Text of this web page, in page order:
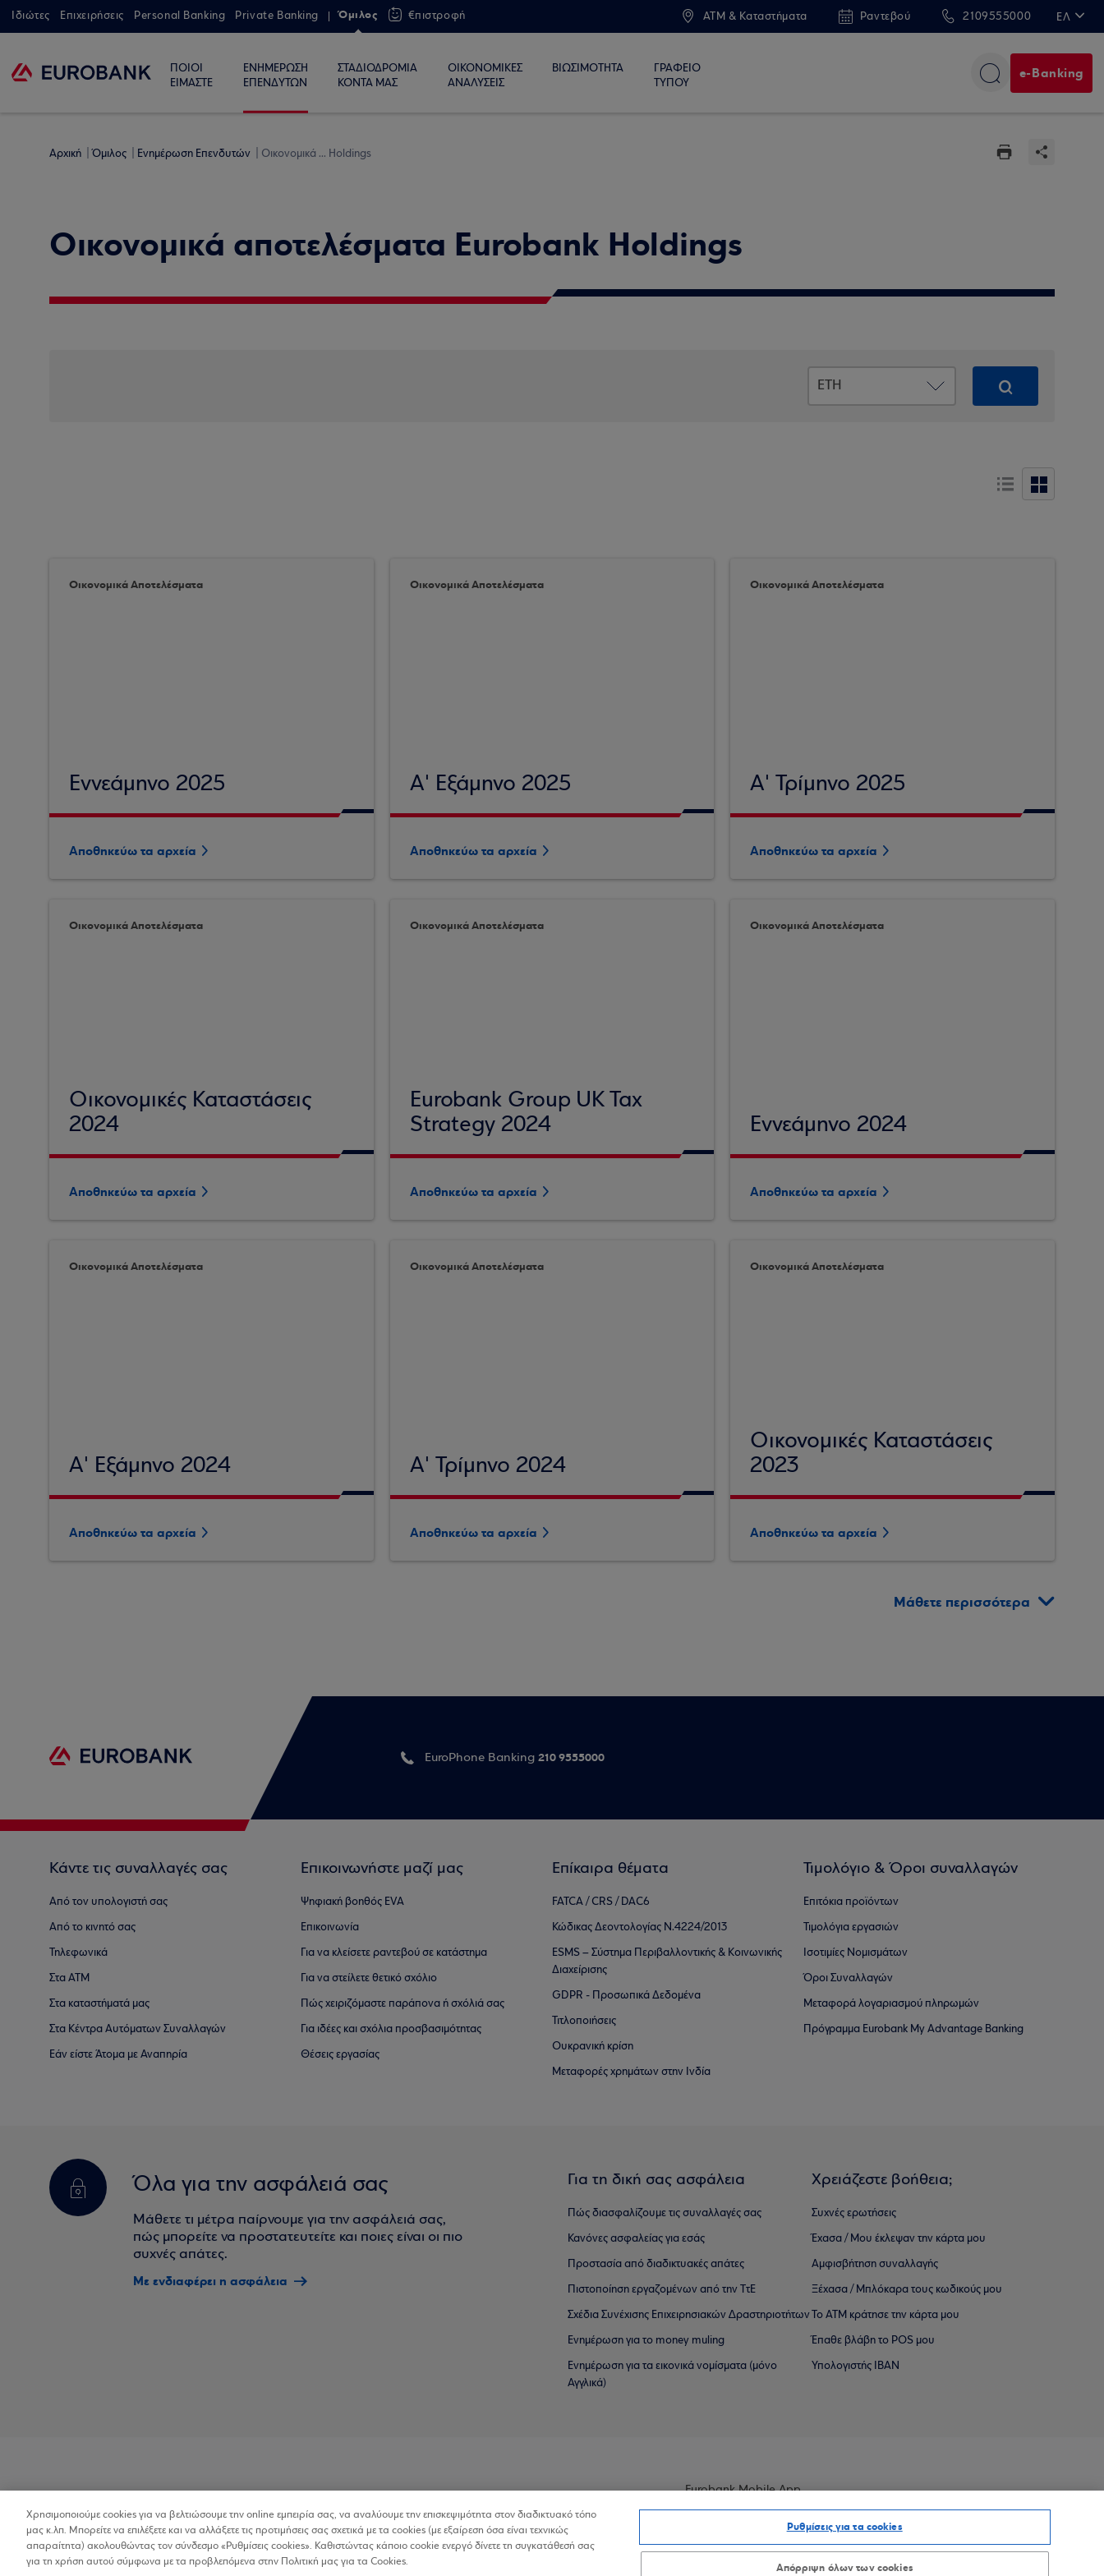
Ιδιώτες Επιχειρήσεις Personal Banking Private Banking Όμιλος €πιστροφή ATM & Καταστήματα Ραντεβού 2109555000 ΕΛ
ΠΟΙΟΙ
ΕΙΜΑΣΤΕ
ΕΝΗΜΕΡΩΣΗ
ΕΠΕΝΔΥΤΩΝ
ΣΤΑΔΙΟΔΡΟΜΙΑ
ΚΟΝΤΑ ΜΑΣ
ΟΙΚΟΝΟΜΙΚΕΣ
ΑΝΑΛΥΣΕΙΣ
ΒΙΩΣΙΜΟΤΗΤΑ
ΓΡΑΦΕΙΟ
ΤΥΠΟΥ
e-Banking
Αρχική Όμιλος Ενημέρωση Επενδυτών Οικονομικά ... Holdings
Οικονομικά αποτελέσματα Eurobank Holdings
Οικονομικά Αποτελέσματα
Εννεάμηνο 2025
Αποθηκεύω τα αρχεία
Οικονομικά Αποτελέσματα
Α' Εξάμηνο 2025
Αποθηκεύω τα αρχεία
Οικονομικά Αποτελέσματα
Α' Τρίμηνο 2025
Αποθηκεύω τα αρχεία
Οικονομικά Αποτελέσματα
Οικονομικές Καταστάσεις
2024
Αποθηκεύω τα αρχεία
Οικονομικά Αποτελέσματα
Eurobank Group UK Tax
Strategy 2024
Αποθηκεύω τα αρχεία
Οικονομικά Αποτελέσματα
Εννεάμηνο 2024
Αποθηκεύω τα αρχεία
Οικονομικά Αποτελέσματα
Α' Εξάμηνο 2024
Αποθηκεύω τα αρχεία
Οικονομικά Αποτελέσματα
Α' Τρίμηνο 2024
Αποθηκεύω τα αρχεία
Οικονομικά Αποτελέσματα
Οικονομικές Καταστάσεις
2023
Αποθηκεύω τα αρχεία
Μάθετε περισσότερα
EuroPhone Banking 210 9555000
Κάντε τις συναλλαγές σας
Από τον υπολογιστή σας
Από το κινητό σας
Τηλεφωνικά
Στα ΑΤΜ
Στα καταστήματά μας
Στα Κέντρα Αυτόματων Συναλλαγών
Εάν είστε Άτομα με Αναπηρία
Επικοινωνήστε μαζί μας
Ψηφιακή βοηθός EVA
Επικοινωνία
Για να κλείσετε ραντεβού σε κατάστημα
Για να στείλετε θετικό σχόλιο
Πώς χειριζόμαστε παράπονα ή σχόλιά σας
Για ιδέες και σχόλια προσβασιμότητας
Θέσεις εργασίας
Επίκαιρα θέματα
FATCA / CRS / DAC6
Κώδικας Δεοντολογίας Ν.4224/2013
ESMS – Σύστημα Περιβαλλοντικής & Κοινωνικής
Διαχείρισης
GDPR - Προσωπικά Δεδομένα
Τιτλοποιήσεις
Ουκρανική κρίση
Μεταφορές χρημάτων στην Ινδία
Τιμολόγιο & Όροι συναλλαγών
Επιτόκια προϊόντων
Τιμολόγια εργασιών
Ισοτιμίες Νομισμάτων
Όροι Συναλλαγών
Μεταφορά λογαριασμού πληρωμών
Πρόγραμμα Eurobank My Advantage Banking
Όλα για την ασφάλειά σας
Μάθετε τι μέτρα παίρνουμε για την ασφάλειά σας,
πώς μπορείτε να προστατευτείτε και ποιες είναι οι πιο
συχνές απάτες.
Με ενδιαφέρει η ασφάλεια
Για τη δική σας ασφάλεια
Πώς διασφαλίζουμε τις συναλλαγές σας
Κανόνες ασφαλείας για εσάς
Προστασία από διαδικτυακές απάτες
Πιστοποίηση εργαζομένων από την ΤτΕ
Σχέδια Συνέχισης Επιχειρησιακών ∆ραστηριοτήτων
Ενημέρωση για το money muling
Ενημέρωση για τα εικονικά νομίσματα (μόνο
Αγγλικά)
Χρειάζεστε βοήθεια;
Συχνές ερωτήσεις
Έχασα / Μου έκλεψαν την κάρτα μου
Αμφισβήτηση συναλλαγής
Ξέχασα / Μπλόκαρα τους κωδικούς μου
Το ΑΤΜ κράτησε την κάρτα μου
Έπαθε βλάβη το POS μου
Υπολογιστής IBAN
Προσβασιμότητα
Eurobank Mobile App
Χρησιμοποιούμε cookies για να βελτιώσουμε την online εμπειρία σας, να αναλύουμε την επισκεψιμότητα στον διαδικτυακό τόπο
μας κ.λπ. Μπορείτε να επιλέξετε και να αλλάξετε τις προτιμήσεις σας σχετικά με τα cookies (με εξαίρεση όσα είναι τεχνικώς
απαραίτητα) ακολουθώντας τον σύνδεσμο «Ρυθμίσεις cookies». Καθιστώντας κάποιο cookie ενεργό δίνετε τη συγκατάθεσή σας
για τη χρήση αυτού σύμφωνα με τα προβλεπόμενα στην Πολιτική μας για τα Cookies.
Ρυθμίσεις για τα cookies
Απόρριψη όλων των cookies